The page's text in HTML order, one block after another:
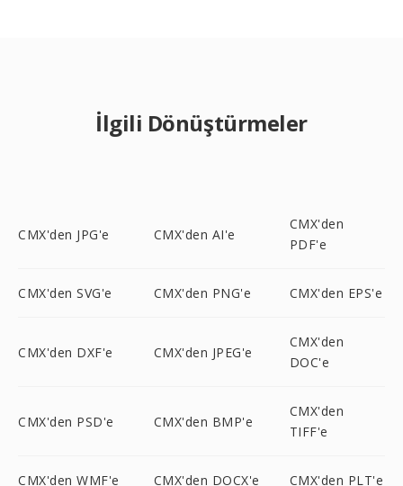
İlgili Dönüştürmeler
CMX'den JPG'e CMX'den AI'e
CMX'den
PDF'e
CMX'den SVG'e CMX'den PNG'e CMX'den EPS'e
CMX'den DXF'e CMX'den JPEG'e
CMX'den
DOC'e
CMX'den PSD'e CMX'den BMP'e
CMX'den
TIFF'e
CMX'den WMF'e CMX'den DOCX'e CMX'den PLT'e